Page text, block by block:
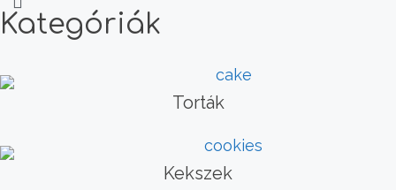
Kategóriák
Torták
Kekszek